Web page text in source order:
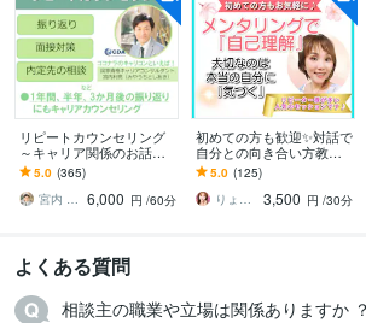
得意分野
悩み相談・カウンセリング 本質を見抜き、言語化
理してスッキリ 感情に寄り添い、論理で導く 対話
自分の言葉で気づくサポート 経験に裏打ちされ
る“対話のパワースポット”
悩み 相談 就職 転職 メンタル コーチング マ
就活生
ビジネス代行・事務代行 営業力向上サポート（業
ポート（業種問わず）
採用支援（イベント企画・
法を指南
組織構築
メンタルケア 採用支援 人事
リピートカウンセリング
～キャリア関係のお話聞
きます また相談したいこ
と、少し聞いて欲しいこ
とがあるという方に！
5.0 (365)
宮内 利亮 キャリアコンサルタント 6,000 円 /60分
初めての方も歓迎✨対話で
自分との向き合い方教え
ます メンタリングで自分
に『気づく』自己理解⭐思
考整理⭐自分軸構築
5.0 (125)
りょうこ✨心を癒し現実を動かすセラピスト
3,500 円 /30分
よくある質問
相談主の職業や立場は関係ありますか ？